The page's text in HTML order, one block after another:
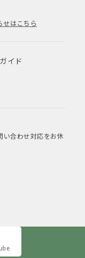
せはこちら
イド
合わせ対応をお休